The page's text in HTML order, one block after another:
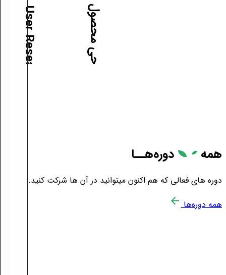
آموزش طراحی محصول آ
م
و
ز
ش
U
s
e
r
R
e
s
e
a
r
c
h
همه دوره‌هــا
دوره های فعالی که هم اکنون میتوانید در آن ها شرکت کنید.
همه دوره‌ها